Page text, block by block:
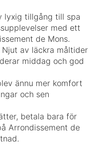
lyxig tillgång till spa
med ett
de Mons.
Njut av läckra måltider
middag och god
ännu mer komfort
och sen
betala bara för
Arrondissement de